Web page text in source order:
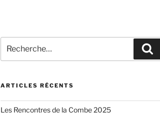
pour
:
ARTICLES RÉCENTS
Les Rencontres de la Combe 2025